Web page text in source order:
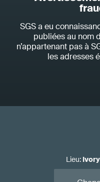
SGS a eu
publiées au nom
n’appartenant pas à
les adresses
Lieu: